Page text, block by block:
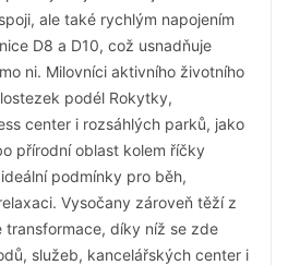
ale také rychlým napojením
D8 a D10, což usnadňuje
ni. Milovníci aktivního životního
podél Rokytky,
center i rozsáhlých parků, jako
přírodní oblast kolem říčky
podmínky pro běh,
Vysočany zároveň těží z
transformace, díky níž se zde
služeb, kancelářských center i